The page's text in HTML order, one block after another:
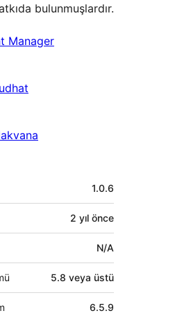
bulunmuşlardır.
Manager
1.0.6
2 yıl önce
N/A
5.8 veya üstü
6.5.9